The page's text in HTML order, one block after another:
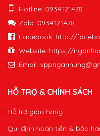
Hotline: 0934121478
Zalo: 0934121478
Facebook: http://
Website: https://
Email:
HỖ TRỢ & CHÍNH SÁCH
Hỗ trợ giao hàng
Qui định hoàn tiền & bảo